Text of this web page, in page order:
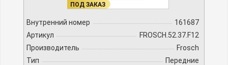
ПОД ЗАКАЗ
Внутренний номер
161687
Артикул
FROSCH.52.37.F12
Производитель
Frosch
Тип
Передние